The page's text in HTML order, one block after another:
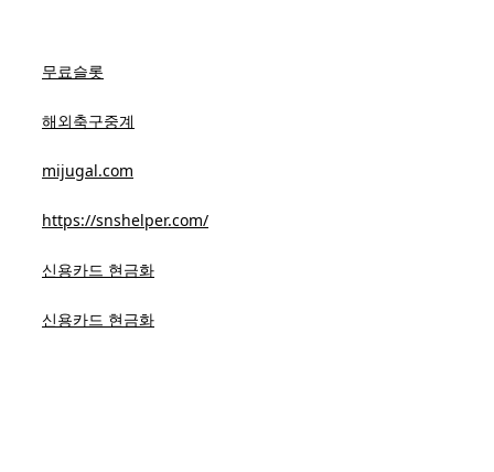
무료슬롯
해외축구중계
mijugal.com
https://snshelper.com/
신용카드 현금화
신용카드 현금화